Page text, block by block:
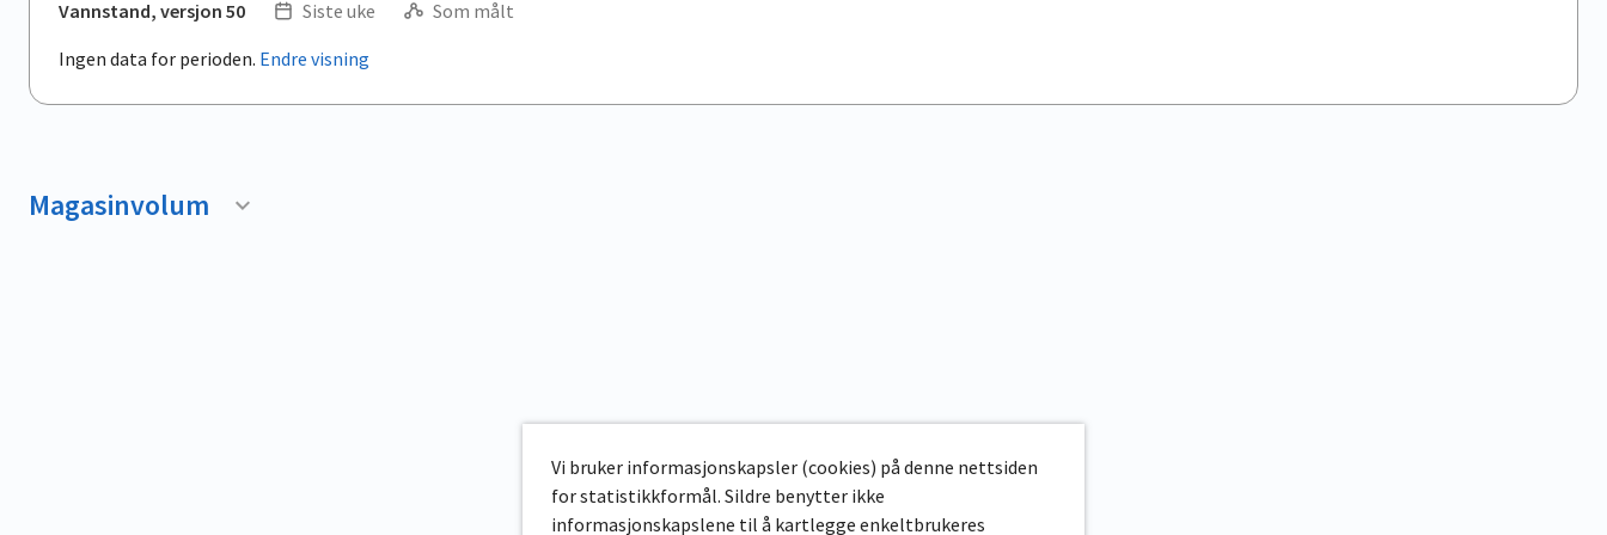
Vannstand, versjon 50 Siste uke
Som målt
Ingen data for perioden. Endre visning
Magasinvolum
Vi bruker informasjonskapsler (cookies) på denne nettsiden
for statistikkformål. Sildre benytter ikke
informasjonskapslene til å kartlegge enkeltbrukeres